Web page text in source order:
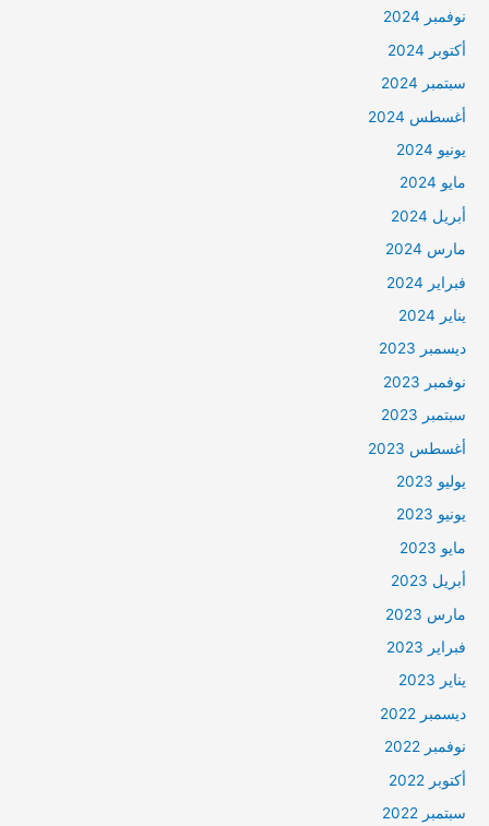
نوفمبر 2024
أكتوبر 2024
سبتمبر 2024
أغسطس 2024
يونيو 2024
مايو 2024
أبريل 2024
مارس 2024
فبراير 2024
يناير 2024
ديسمبر 2023
نوفمبر 2023
سبتمبر 2023
أغسطس 2023
يوليو 2023
يونيو 2023
مايو 2023
أبريل 2023
مارس 2023
فبراير 2023
يناير 2023
ديسمبر 2022
نوفمبر 2022
أكتوبر 2022
سبتمبر 2022